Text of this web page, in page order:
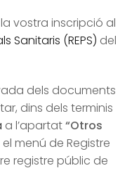
vostra inscripció al
Sanitaris (REPS) del
dels documents
dins dels terminis
a l’apartat“Otros
menú de Registre
registre públic de